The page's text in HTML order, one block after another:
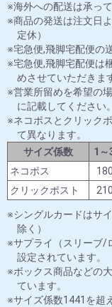
海外への配送は承っ
商品の発送は注文日
定休）
宅急便,飛脚宅配便の
宅急便,飛脚宅配便は
めさせていただきま
営業所留めを希望の
に記載してください。
ネコポスとクリック
て異なります。
サイズ係数
1～
ネコポス
クリックポスト
シングルカードはサ
除く）
サプライ（スリーブ/
設定されています。
ボックス商品などの
ています。
サイズ係数1441を超